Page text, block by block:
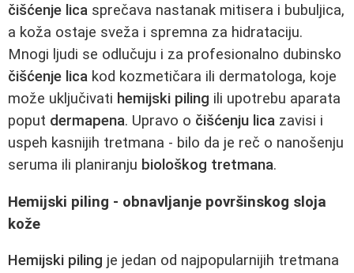
čišćenje lica sprečava nastanak mitisera i bubuljica,
a koža ostaje sveža i spremna za hidrataciju.
Mnogi ljudi se odlučuju i za profesionalno dubinsko
čišćenje lica kod kozmetičara ili dermatologa, koje
može uključivati hemijski piling ili upotrebu aparata
poput dermapena. Upravo o čišćenju lica zavisi i
uspeh kasnijih tretmana - bilo da je reč o nanošenju
seruma ili planiranju biološkog tretmana.
Hemijski piling - obnavljanje površinskog sloja
kože
Hemijski piling je jedan od najpopularnijih tretmana